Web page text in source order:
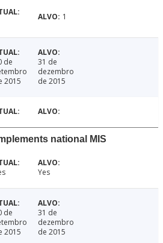
1
de
2015
31 de
dezembro
de 2015
national MIS
Yes
de
2015
31 de
dezembro
de 2015